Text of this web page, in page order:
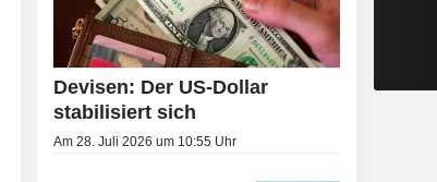
Devisen: Der US-Dollar
stabilisiert sich
Am 28. Juli 2026 um 10:55 Uhr